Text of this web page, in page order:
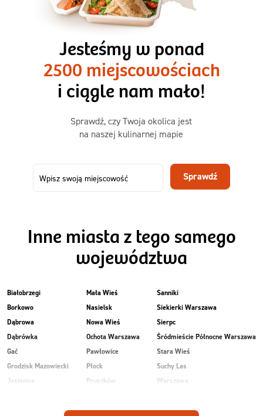
3 razy TAK
1500kcal - 2250kcal
3 sycące posiłki o większej objętości. Mniej dań,
ta sama wygoda!
50,31 zł
73,99
-32%
Menu
Jesteśmy w ponad
2500 miejscowościach
i ciągle nam mało!
Sprawdź, czy Twoja okolica jest
na naszej kulinarnej mapie
Sprawdź
Inne miasta z tego samego
województwa
Białobrzegi
Borkowo
Dąbrowa
Dąbrówka
Gać
Grodzisk Mazowiecki
Jasienica
Mała Wieś
Nasielsk
Nowa Wieś
Ochota Warszawa
Pawłowice
Płock
Pruszków
Radom
Sanniki
Siekierki Warszawa
Sierpc
Śródmieście Północne Warszawa
Stara Wieś
Suchy Las
Warszawa
Wesoła